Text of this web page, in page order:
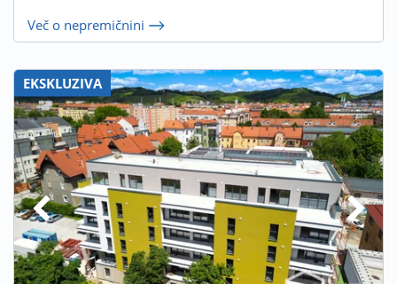
Več o nepremičnini
EKSKLUZIVA